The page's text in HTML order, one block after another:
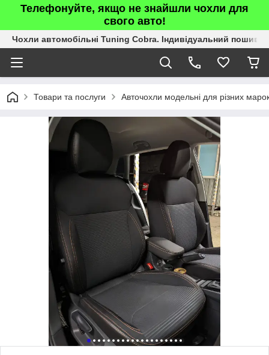
Телефонуйте, якщо не знайшли чохли для
свого авто!
Чохли автомобільні Tuning Cobra. Індивідуальний пошив.
Товари та послуги Авточохли модельні для різних